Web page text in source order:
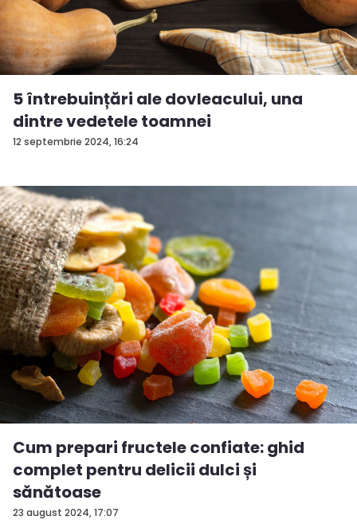
12 septembrie 2024, 16:24
5 întrebuințări ale dovleacului, una
dintre vedetele toamnei
23 august 2024, 17:07
Cum prepari fructele confiate: ghid
complet pentru delicii dulci și
sănătoase